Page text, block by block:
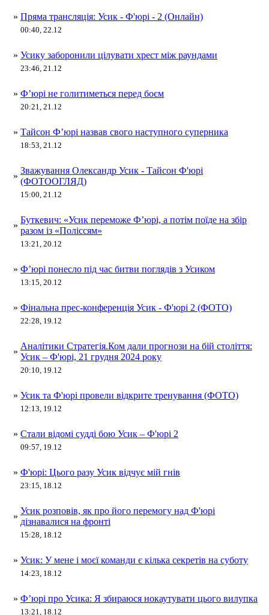
» Пряма трансляція: Усик - Ф'юрі - 2 (Онлайн)
00:40, 22.12
» Усику заборонили цілувати хрест між раундами
23:46, 21.12
» Ф’юрі не голитиметься перед боєм
20:21, 21.12
» Тайсон Ф’юрі назвав свого наступного суперника
18:53, 21.12
»
Зважування Олександр Усик - Тайсон Ф'юрі
(ФОТООГЛЯД)
15:00, 21.12
»
Буткевич: «Усик переможе Ф’юрі, а потім поїде на збір
разом із «Поліссям»
13:21, 20.12
» Ф’юрі понесло під час битви поглядів з Усиком
13:15, 20.12
» Фінальна прес-конференція Усик - Ф'юрі 2 (ФОТО)
22:28, 19.12
»
Аналітики Стратегія.Ком дали прогнози на бій століття:
Усик – Ф'юрі, 21 грудня 2024 року
20:10, 19.12
» Усик та Ф'юрі провели відкрите тренування (ФОТО)
12:13, 19.12
» Стали відомі судді бою Усик – Ф'юрі 2
09:57, 19.12
» Ф'юрі: Цього разу Усик відчує мій гнів
23:15, 18.12
»
Усик розповів, як про його перемогу над Ф'юрі
дізнавалися на фронті
15:28, 18.12
» Усик: У мене і моєї команди є кілька секретів на суботу
14:23, 18.12
» Ф’юрі про Усика: Я збираюся нокаутувати цього вилупка
13:21, 18.12